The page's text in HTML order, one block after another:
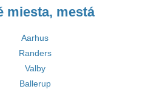
miesta, mestá
Aarhus
Randers
Valby
Ballerup